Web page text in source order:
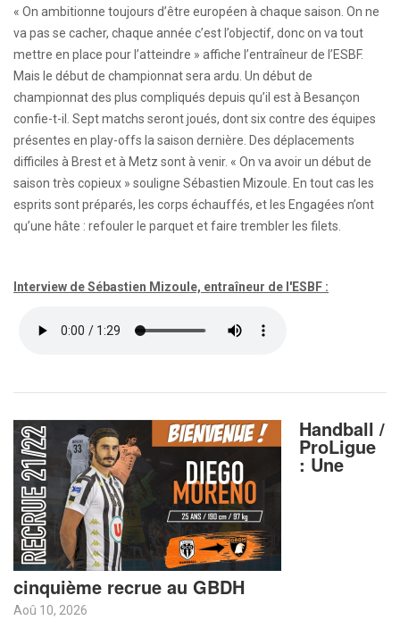
« On ambitionne toujours d’être européen à chaque saison. On ne
va pas se cacher, chaque année c’est l’objectif, donc on va tout
mettre en place pour l’atteindre » affiche l’entraîneur de l’ESBF.
Mais le début de championnat sera ardu. Un début de
championnat des plus compliqués depuis qu’il est à Besançon
confie-t-il. Sept matchs seront joués, dont six contre des équipes
présentes en play-offs la saison dernière. Des déplacements
difficiles à Brest et à Metz sont à venir. « On va avoir un début de
saison très copieux » souligne Sébastien Mizoule. En tout cas les
esprits sont préparés, les corps échauffés, et les Engagées n’ont
qu’une hâte : refouler le parquet et faire trembler les filets.
Interview de Sébastien Mizoule, entraîneur de l'ESBF :
Handball /
ProLigue
: Une
cinquième recrue au GBDH
Aoû 10, 2026